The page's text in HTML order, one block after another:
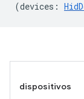
(devices :
dispositivos